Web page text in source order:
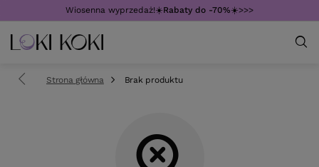
Wiosenna wyprzedaż!☀️Rabaty do -70%☀️>>>
Strona główna Brak produktu